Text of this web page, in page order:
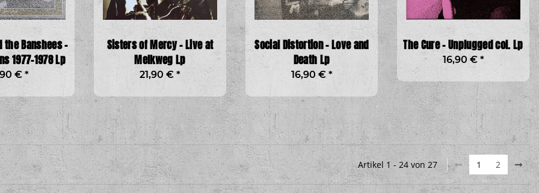
the Banshees -
1977-1978 Lp
€ *
Sisters of Mercy - Live at
Melkweg Lp
21,90 € *
Social Distortion - Love and
Death Lp
16,90 € *
The Cure - Unplugged col. Lp
16,90 € *
Artikel 1 - 24 von 27 1 2